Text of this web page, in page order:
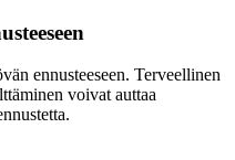
ennusteeseen. Terveellinen
voivat auttaa